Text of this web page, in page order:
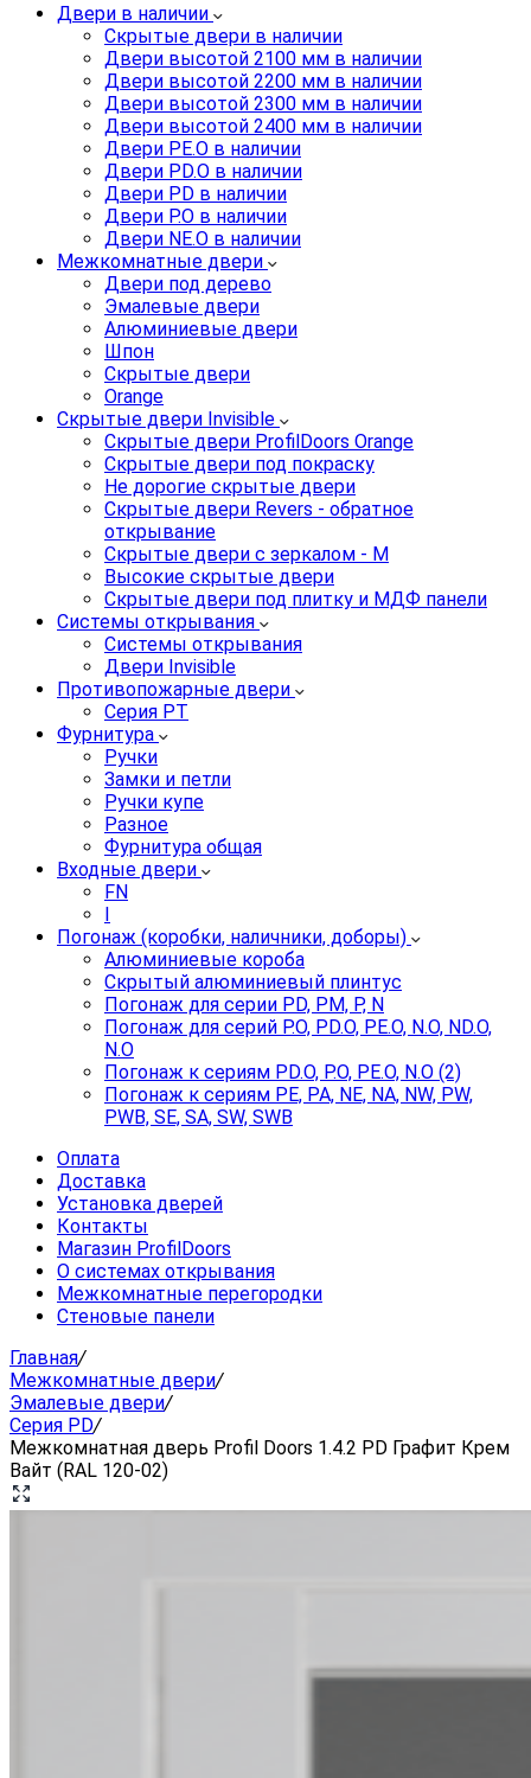
Двери в наличии
Скрытые двери в наличии
Двери высотой 2100 мм в наличии
Двери высотой 2200 мм в наличии
Двери высотой 2300 мм в наличии
Двери высотой 2400 мм в наличии
Двери PE.O в наличии
Двери PD.O в наличии
Двери PD в наличии
Двери P.O в наличии
Двери NE.O в наличии
Межкомнатные двери
Двери под дерево
Эмалевые двери
Алюминиевые двери
Шпон
Скрытые двери
Orange
Скрытые двери Invisible
Скрытые двери ProfilDoors Orange
Скрытые двери под покраску
Не дорогие скрытые двери
Скрытые двери Revers - обратное
открывание
Скрытые двери с зеркалом - M
Высокие скрытые двери
Скрытые двери под плитку и МДФ панели
Системы открывания
Системы открывания
Двери Invisible
Противопожарные двери
Серия PT
Фурнитура
Ручки
Замки и петли
Ручки купе
Разное
Фурнитура общая
Входные двери
FN
I
Погонаж (коробки, наличники, доборы)
Алюминиевые короба
Скрытый алюминиевый плинтус
Погонаж для серии PD, PM, P, N
Погонаж для серий P.O, PD.O, PE.O, N.O, ND.O,
N.O
Погонаж к сериям PD.O, P.O, PE.O, N.O (2)
Погонаж к сериям PE, PA, NE, NA, NW, PW,
PWB, SE, SA, SW, SWB
Оплата
Доставка
Установка дверей
Контакты
Магазин ProfilDoors
О системах открывания
Межкомнатные перегородки
Стеновые панели
Главная/
Межкомнатные двери/
Эмалевые двери/
Серия PD/
Межкомнатная дверь Profil Doors 1.4.2 PD Графит Крем
Вайт (RAL 120-02)